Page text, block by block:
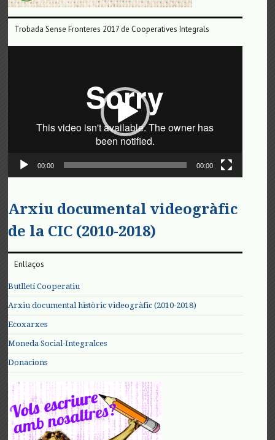
Trobada Sense Fronteres 2017 de Cooperatives Integrals
00:00 00:00
Arxiu documental videogràfic
de la CIC (2010-2018)
Enllaços
Butlletí Cooperatiu
Arxiu documental històric videogràfic (2010-2018)
Ecoxarxes
Moneda Social-Integralces
Donacions